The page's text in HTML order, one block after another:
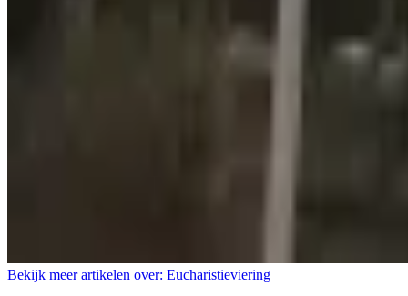
Bekijk meer artikelen over: Eucharistieviering